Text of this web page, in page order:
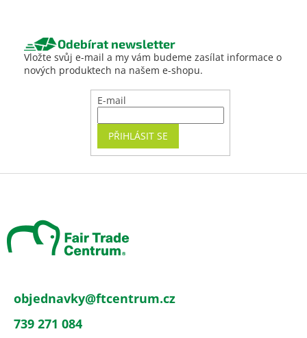
Odebírat newsletter
Vložte svůj e-mail a my vám budeme zasílat informace o
nových produktech na našem e-shopu.
E-mail
PŘIHLÁSIT SE
objednavky@ftcentrum.cz
739 271 084